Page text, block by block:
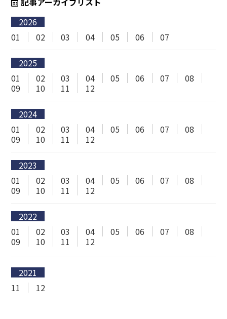
2026
01
02 03 04 05 06 07
2025
01
02 03 04 05 06 07
08
09
10 11 12
2024
01
02 03 04 05 06 07
08
09
10 11 12
2023
01
02 03 04 05 06 07
08
09
10 11 12
2022
01
02 03 04 05 06 07
08
09
10 11 12
2021
11
12